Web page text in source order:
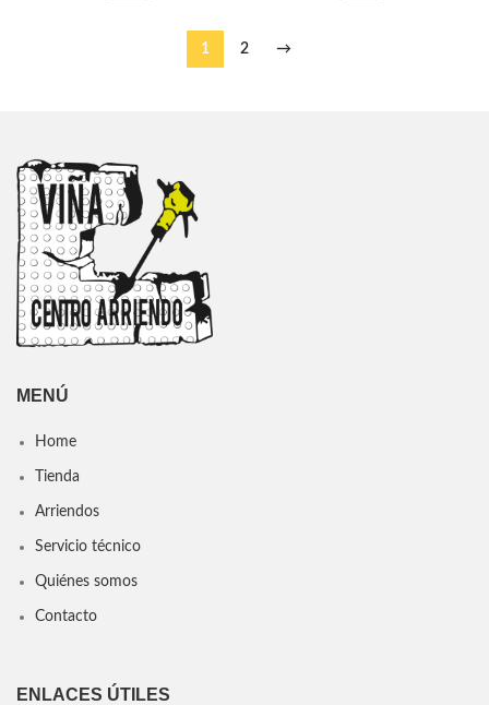
1 2 →
MENÚ
Home
Tienda
Arriendos
Servicio técnico
Quiénes somos
Contacto
ENLACES ÚTILES